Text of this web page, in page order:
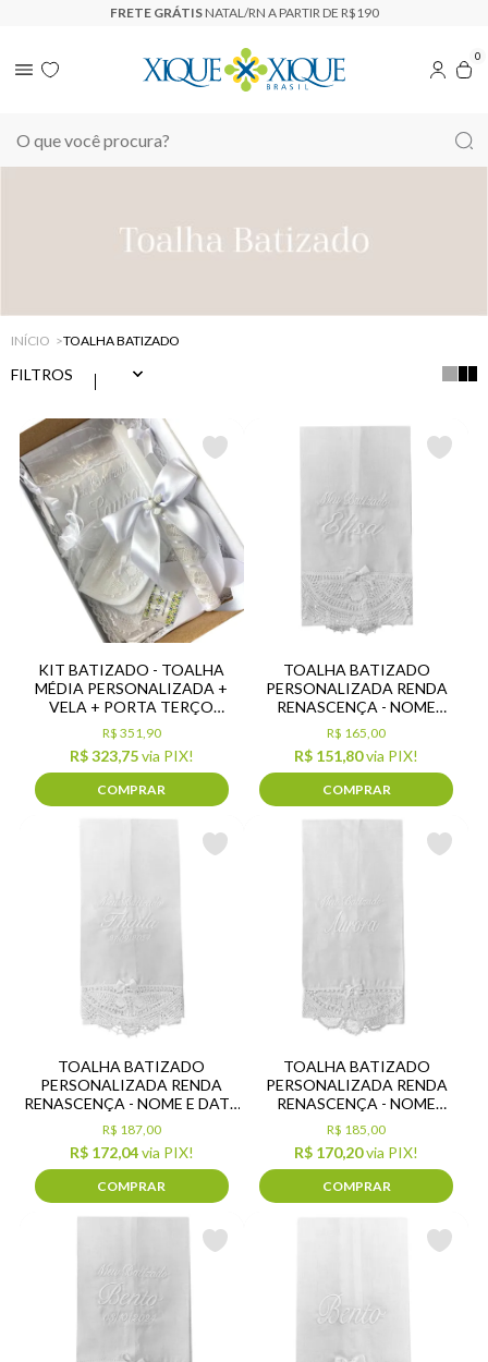
FRETE GRÁTIS NATAL/RN A PARTIR DE R$190
0
INÍCIO TOALHA BATIZADO
FILTROS
KIT BATIZADO - TOALHA
MÉDIA PERSONALIZADA +
VELA + PORTA TERÇO
PERSONALIZADO
R$ 323,75via PIX!
R$ 351,90
COMPRAR
TOALHA BATIZADO
PERSONALIZADA RENDA
RENASCENÇA - NOME
(MÉDIA)
R$ 151,80via PIX!
R$ 165,00
COMPRAR
TOALHA BATIZADO
PERSONALIZADA RENDA
RENASCENÇA - NOME E DATA
(GRANDE)
R$ 172,04via PIX!
R$ 187,00
COMPRAR
TOALHA BATIZADO
PERSONALIZADA RENDA
RENASCENÇA - NOME
(GRANDE)
R$ 170,20via PIX!
R$ 185,00
COMPRAR